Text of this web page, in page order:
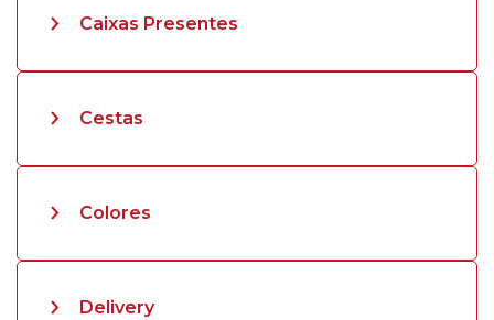
Caixas Presentes
Cestas
Colores
Delivery